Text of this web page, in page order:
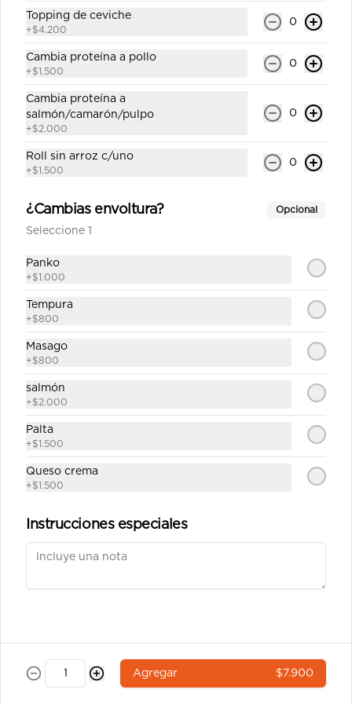
California shake número 8
Roll`s con arroz por fuera 8 corte
cubierto en sésamo relleno salmón ,
queso crema y palta (incluye una
California surimi 9
Roll`s con arroz por fuera 8 corte
una salsa soya y un palito).
Roll`s con arroz por fuera 8 corte
Roll`s con arroz por fuera 8 corte
cubierto en sésamo relleno camarón
tempura,queso crema y ciboulette
$6.900
Topping de ceviche
+$4.200
0
Cambia proteína a pollo
+$1.500
0
Cambia proteína a
salmón/camarón/pulpo
+$2.000
0
Roll sin arroz c/uno
+$1.500
0
¿Cambias envoltura? Opcional
Seleccione 1
Panko
+$1.000
Tempura
+$800
Masago
+$800
salmón
+$2.000
Palta
+$1.500
Queso crema
+$1.500
Instrucciones especiales
Agregar $7.900